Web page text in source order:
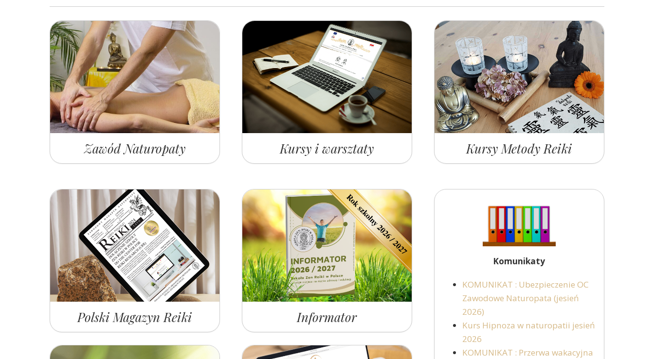
Zawód Naturopaty Kursy i warsztaty Kursy Metody Reiki
Polski Magazyn Reiki Informator
Komunikaty
KOMUNIKAT : Ubezpieczenie OC
Zawodowe Naturopata (jesień
2026)
Kurs Hipnoza w naturopatii jesień
2026
KOMUNIKAT : Przerwa wakacyjna